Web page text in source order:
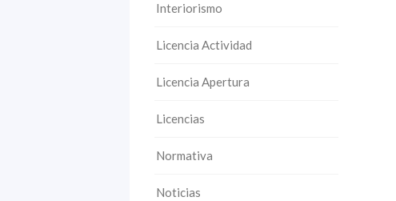
Interiorismo
Licencia Actividad
Licencia Apertura
Licencias
Normativa
Noticias